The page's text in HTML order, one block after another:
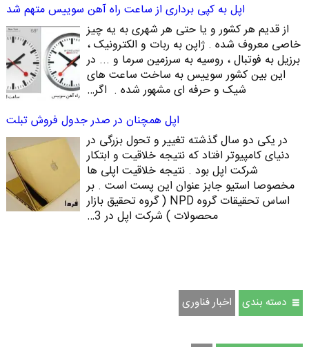
اپل به کپی برداری از ساعت راه آهن سوییس متهم شد
از قدیم هر کشور و یا حتی هر شهری به یه چیز
خاصی معروف شده . ژاپن به ربات و الکترونیک ،
برزیل به فوتبال ، روسیه به سرزمین سرما و ... در
این بین کشور سوییس به ساخت ساعت های
شیک و حرفه ای مشهور شده . اگر…
اپل همچنان در صدر جدول فروش تبلت
در یکی دو سال گذشته تغییر و تحول بزرگی در
دنیای کامپیوتر افتاد که نتیجه خلاقیت و ابتکار
شرکت اپل بود . نتیجه خلاقیت اپلی ها
مخصوصا استیو جابز عنوان این پست است . بر
اساس تحقیقات گروه NPD ( گروه تحقیق بازار
محصولات ) شرکت اپل در 3…
دسته بندی اخبار فناوری